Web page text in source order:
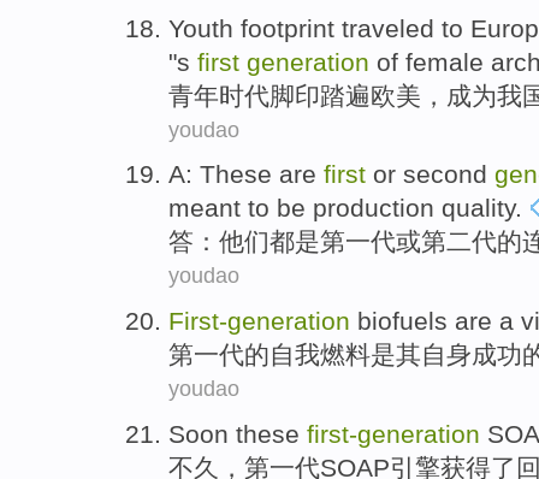
Youth footprint traveled to
"s first generation of female
青年时代脚印踏遍欧美 ， 成为我
youdao
A: These are first or second
meant to be production quality.
答 ： 他们都是第一代或第二代的
youdao
First-generation biofuels are a
第一代的自我燃料是其自身成功
youdao
Soon these first-generation
不久
， 第一代SOAP引擎获得了